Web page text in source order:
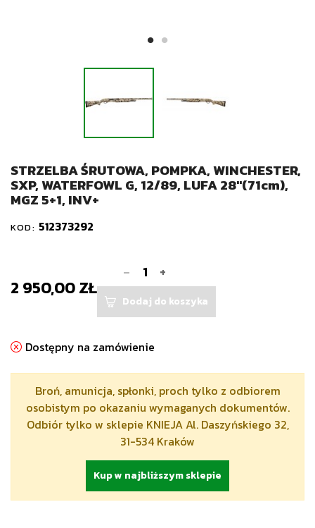
STRZELBA ŚRUTOWA, POMPKA, WINCHESTER,
SXP, WATERFOWL G, 12/89, LUFA 28"(71cm),
MGZ 5+1, INV+
KOD: 512373292
2 950,00 ZŁ
- +
Dodaj do koszyka
Dostępny na zamówienie
Broń, amunicja, spłonki, proch tylko z odbiorem
osobistym po okazaniu wymaganych dokumentów.
Odbiór tylko w sklepie KNIEJA Al. Daszyńskiego 32,
31-534 Kraków
Kup w najbliższym sklepie